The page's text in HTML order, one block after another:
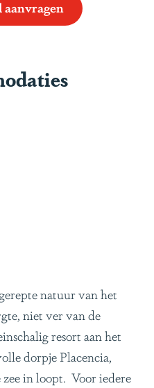
aanvragen
natuur van het
niet ver van de
resort aan het
dorpje Placencia,
in loopt. Voor iedere